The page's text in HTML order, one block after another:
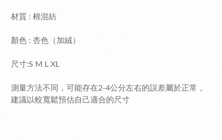
材質 : 棉混紡
顏色 : 杏色（加絨）
尺寸:S M L XL
測量方法不同，可能存在2-4公分左右的誤差屬於正常，
建議以較寬鬆預估自己適合的尺寸